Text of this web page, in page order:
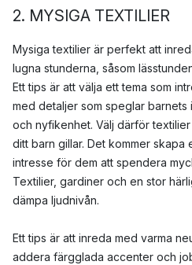
2. MYSIGA TEXTILIER
Mysiga textilier är perfekt att
lugna stunderna, såsom
Ett tips är att välja ett tema som
med detaljer som speglar
och nyfikenhet. Välj därför
ditt barn gillar. Det kommer
intresse för dem att spendera
Textilier, gardiner och en stor
dämpa ljudnivån.
Ett tips är att inreda med varma
addera färgglada accenter och